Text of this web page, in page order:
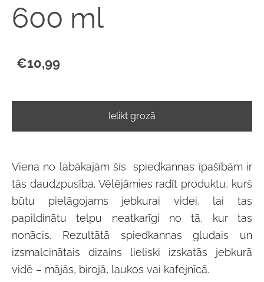
600 ml
€10,99
Ielikt grozā
Viena no labākajām šīs spiedkannas īpašībām ir
tās daudzpusība. Vēlējāmies radīt produktu, kurš
būtu pielāgojams jebkurai videi, lai tas
papildinātu telpu neatkarīgi no tā, kur tas
nonācis. Rezultātā spiedkannas gludais un
izsmalcinātais dizains lieliski izskatās jebkurā
vidē – mājās, birojā, laukos vai kafejnīcā.